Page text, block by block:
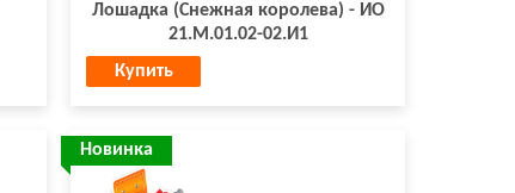
Лошадка (Снежная королева) - ИО
21.М.01.02-02.И1
Купить
Новинка